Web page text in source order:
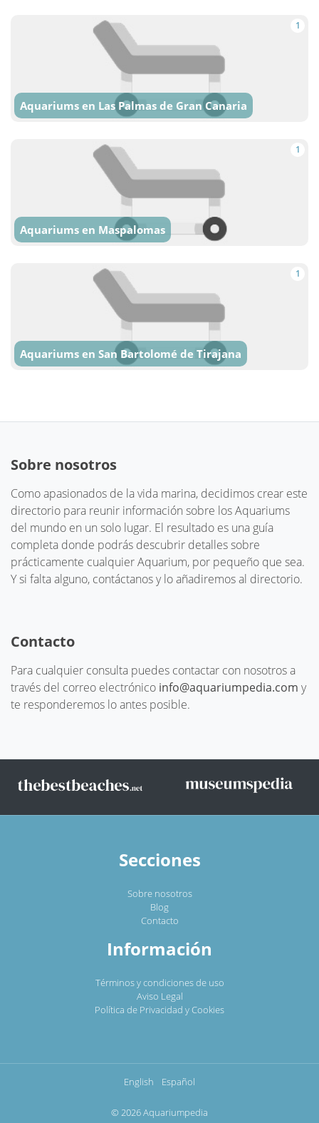
1
Aquariums en Las Palmas de Gran Canaria
1
Aquariums en Maspalomas
1
Aquariums en San Bartolomé de Tirajana
Sobre nosotros
Como apasionados de la vida marina, decidimos crear este
directorio para reunir información sobre los Aquariums
del mundo en un solo lugar. El resultado es una guía
completa donde podrás descubrir detalles sobre
prácticamente cualquier Aquarium, por pequeño que sea.
Y si falta alguno, contáctanos y lo añadiremos al directorio.
Contacto
Para cualquier consulta puedes contactar con nosotros a
través del correo electrónico info@aquariumpedia.com y
te responderemos lo antes posible.
Secciones
Sobre nosotros
Blog
Contacto
Información
Términos y condiciones de uso
Aviso Legal
Política de Privacidad y Cookies
English Español
© 2026 Aquariumpedia